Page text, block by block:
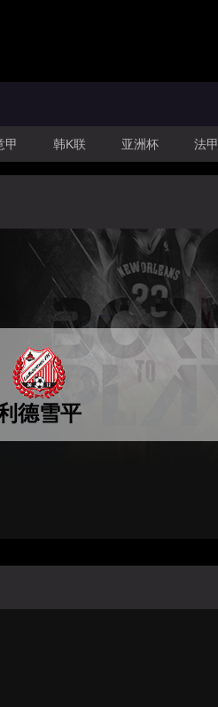
甲 韩K联 亚洲杯 法甲
德雪平